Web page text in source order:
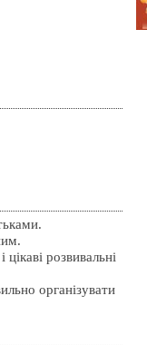
розвивальні
організувати